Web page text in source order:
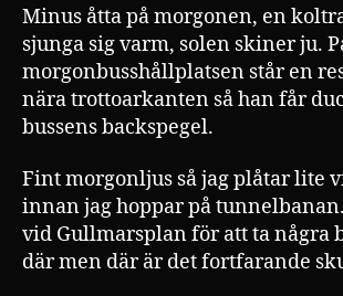
Minus åtta på morgonen, en
sjunga sig varm, solen skiner ju.
morgonbusshållplatsen står en
nära trottoarkanten så han får
bussens backspegel.
Fint morgonljus så jag plåtar lite
innan jag hoppar på
vid Gullmarsplan för att ta några
där men där är det fortfarande